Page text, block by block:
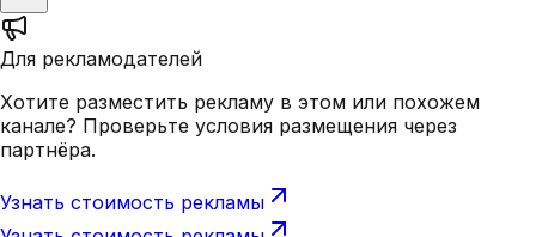
Для рекламодателей
Хотите разместить рекламу в этом или похожем
канале? Проверьте условия размещения через
партнёра.
Узнать стоимость рекламы